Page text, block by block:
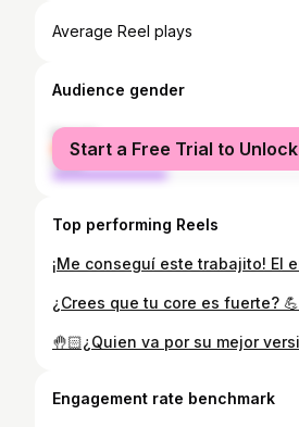
Average Reel plays
Audience gender
female
male
Start a Free Trial to Unlock
Top performing Reels
Engagement rate benchmark